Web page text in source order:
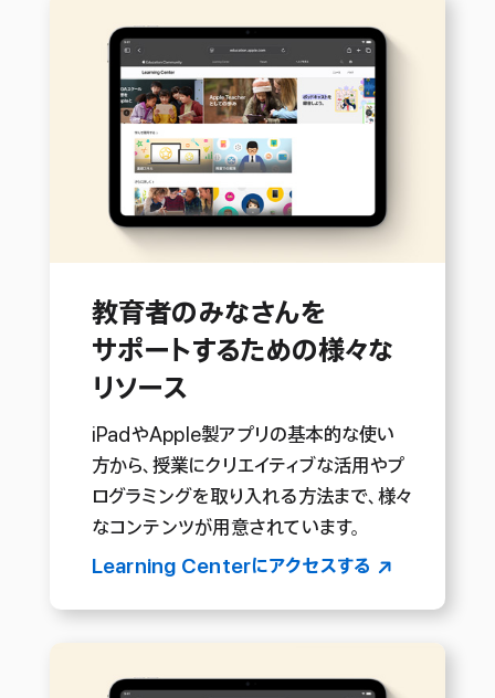
教育者のみなさんを
サポートするための様々な
リソース
iPadやApple製アプリの基本的な使い
方から、授業にクリエイティブな活用やプ
ログラミングを取り入れる方法まで、様々
なコンテンツが用意されていま す 。
Learning Centerにアクセスする